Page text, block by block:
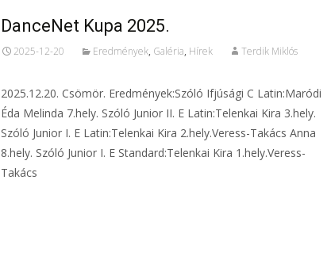
DanceNet Kupa 2025.
2025-12-20 Eredmények, Galéria, Hírek Terdik Miklós
2025.12.20. Csömör. Eredmények:Szóló Ifjúsági C Latin:Maródi
Éda Melinda 7.hely. Szóló Junior II. E Latin:Telenkai Kira 3.hely.
Szóló Junior I. E Latin:Telenkai Kira 2.hely.Veress-Takács Anna
8.hely. Szóló Junior I. E Standard:Telenkai Kira 1.hely.Veress-
Takács